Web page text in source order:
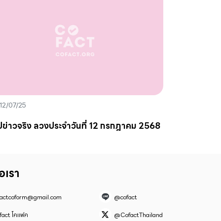
12/07/25
าวจริง ลวงประจำวันที่ 12 กรกฎาคม 2568
รา
@cofact
โคแฟค
@CofactThailand